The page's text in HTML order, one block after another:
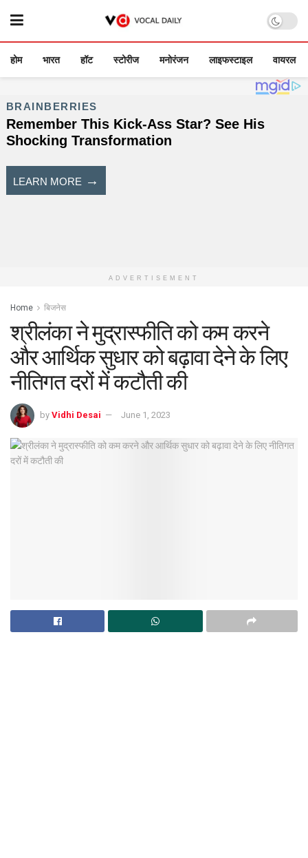
होम भारत हॉट स्टोरीज मनोरंजन लाइफस्टाइल वायरल
ADVERTISEMENT
Home बिजनेस
श्रीलंका ने मुद्रास्फीति को कम करने
और आर्थिक सुधार को बढ़ावा देने के लिए
नीतिगत दरों में कटौती की
by Vidhi Desai June 1, 2023